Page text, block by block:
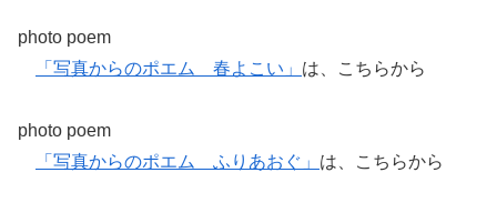
photo poem
「写真からのポエム 春よこい」 は、こちらから
photo poem
「写真からのポエム ふりあおぐ」 は、こちらから